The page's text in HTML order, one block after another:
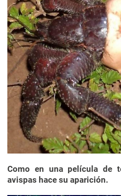
Como en una película de
avispas hace su aparición.